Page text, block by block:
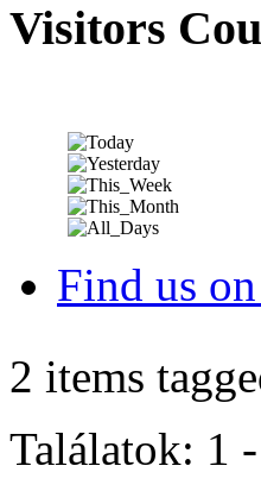
Visitors
Find us
2 items
Találatok: 1